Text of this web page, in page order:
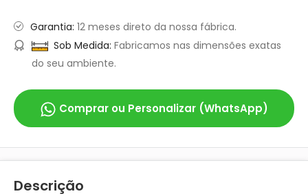
Garantia: 12 meses direto da nossa fábrica.
Sob Medida: Fabricamos nas dimensões exatas
do seu ambiente.
Comprar ou Personalizar (WhatsApp)
Descrição